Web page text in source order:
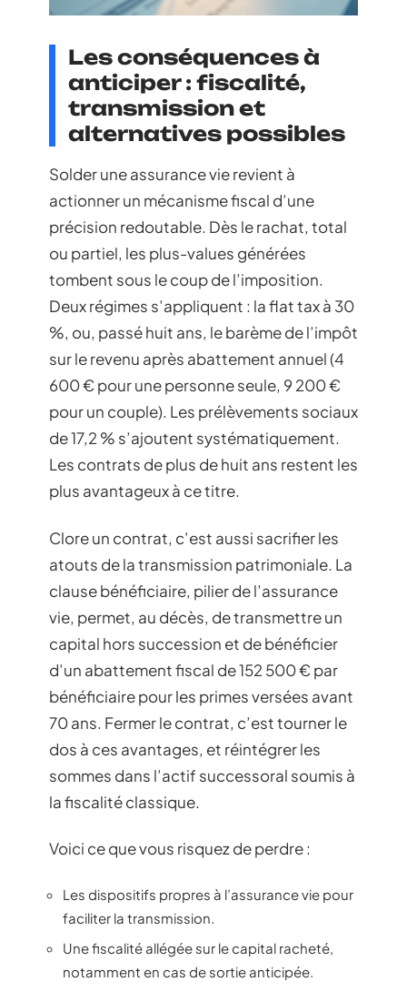
Les conséquences à
anticiper : fiscalité,
transmission et
alternatives possibles
Solder une assurance vie revient à
actionner un mécanisme fiscal d’une
précision redoutable. Dès le rachat, total
ou partiel, les plus-values générées
tombent sous le coup de l’imposition.
Deux régimes s’appliquent : la flat tax à 30
%, ou, passé huit ans, le barème de l’impôt
sur le revenu après abattement annuel (4
600 € pour une personne seule, 9 200 €
pour un couple). Les prélèvements sociaux
de 17,2 % s’ajoutent systématiquement.
Les contrats de plus de huit ans restent les
plus avantageux à ce titre.
Clore un contrat, c’est aussi sacrifier les
atouts de la transmission patrimoniale. La
clause bénéficiaire, pilier de l’assurance
vie, permet, au décès, de transmettre un
capital hors succession et de bénéficier
d’un abattement fiscal de 152 500 € par
bénéficiaire pour les primes versées avant
70 ans. Fermer le contrat, c’est tourner le
dos à ces avantages, et réintégrer les
sommes dans l’actif successoral soumis à
la fiscalité classique.
Voici ce que vous risquez de perdre :
Les dispositifs propres à l’assurance vie pour
faciliter la transmission.
Une fiscalité allégée sur le capital racheté,
notamment en cas de sortie anticipée.